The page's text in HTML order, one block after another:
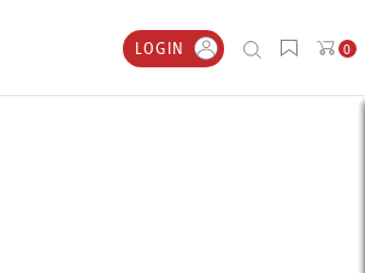
LOGIN 0